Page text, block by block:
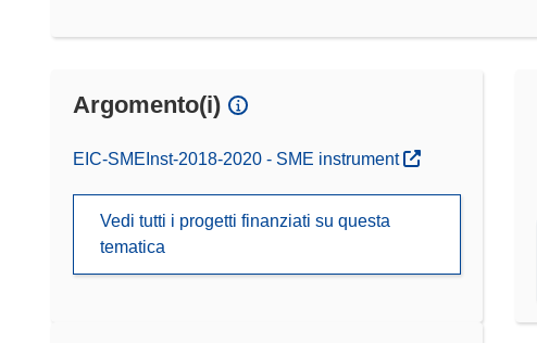
Argomento(i)
EIC-SMEInst-2018-2020 - SME instrument
Vedi tutti i progetti finanziati su questa
tematica